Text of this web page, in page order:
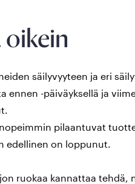
säilyvyyteen ja eri
ennen -päiväyksellä ja
pilaantuvat
edellinen on loppunut.
ruokaa kannattaa tehdä,